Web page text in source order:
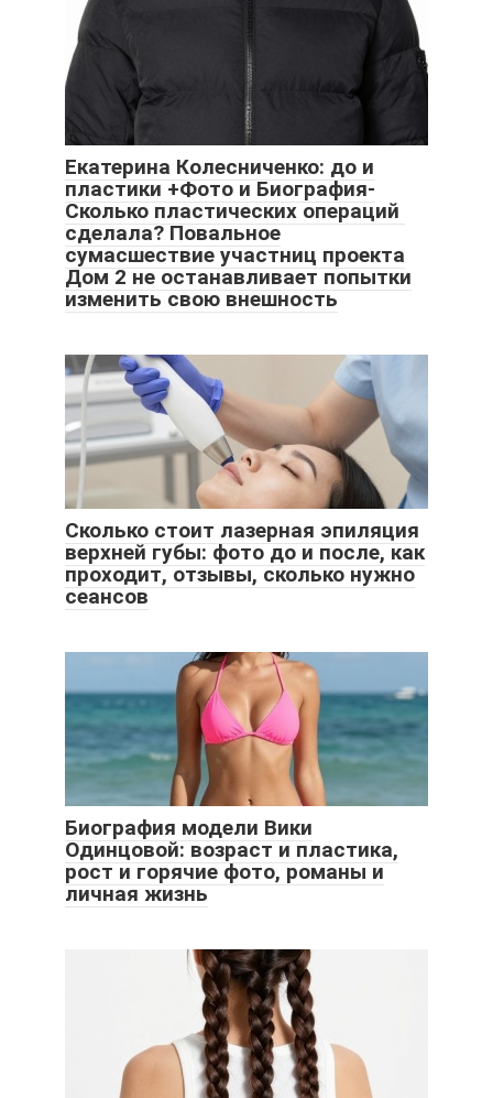
Екатерина Колесниченко: до и
пластики +Фото и Биография-
Сколько пластических операций
сделала? Повальное
сумасшествие участниц проекта
Дом 2 не останавливает попытки
изменить свою внешность
Сколько стоит лазерная эпиляция
верхней губы: фото до и после, как
проходит, отзывы, сколько нужно
сеансов
Биография модели Вики
Одинцовой: возраст и пластика,
рост и горячие фото, романы и
личная жизнь